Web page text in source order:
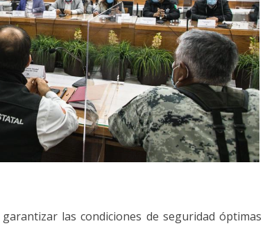
las condiciones de seguridad óptimas